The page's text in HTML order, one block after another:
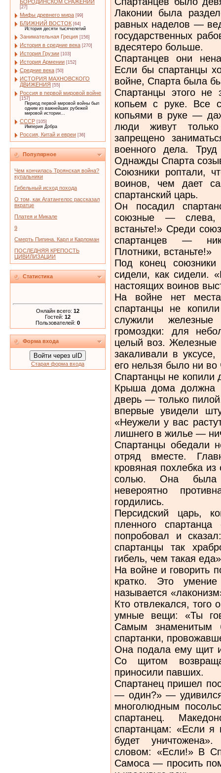
БОРОДИНСКОМ СРАЖЕНИИ
[27]
Мифы древнего мира [99]
БЛИЖНИЙ ВОСТОК [64]
История десяти тысячелетий
Занимательная Греция [156]
История в средние века [270]
История Грузии [103]
История Армении [152]
Средние века [50]
ИСТОРИЯ МАХНОВСКОГО
ДВИЖЕНИЯ [55]
Россия в первой мировой войне
[157]
Период первой мировой войны был
одним из важнейших рубежей
мировой истории...
СССР [105]
Империя Добра
Россия, Китай и евреи [36]
Популярное
Чем кончилась Троянская война?
купальники
Гибельный исход похода
О том, как Агатангелос рассказал
вкратце
Платея и Микале
9
Смерть Пипина. Карл и Карломан
ПОСЛЕДНЯЯ КРЕПОСТЬ
ЦИВИЛИЗАЦИИ
Статистика
Онлайн всего: 12
Гостей: 12
Пользователей: 0
Форма входа
Войти через uID
Старая форма входа
Лаконии была
равных наделов —
государственных
вдесятеро больше.
Спартанцев они
Если бы спартанцы
войне, Спарта была
Спартанцы этого
копьем с руке. Все
копьями в руке —
люди живут
запрещено
военного дела.
Однажды Спарта
Союзники роптали,
воинов, чем дает
спартанский царь.
Он посадил
союзные — слева,
встаньте!» Среди
спартанцев —
Плотники, встаньте!»
Под конец союзники
сидели, как сидели.
настоящих воинов
На войне нет
спартанцы не
служили
громоздки: для
целый воз. Железные
закаливали в
его нельзя было ни во
Спартанцы не копили
Крыша дома должна
дверь — только
впервые увидели
«Неужели у вас
лишнего в жилье —
Спартанцы обедали
отряд вместе.
кровяная похлебка
солью. Она была
невероятно
гордились.
Персидский царь,
пленного
попробовал и
спартанцы так
гибель, чем такая
На войне и говорить
кратко. Это
называется
Кто отвлекался, того
умные вещи: «Ты
Самым знаменитым
спартанки,
Она подала ему щит
Со щитом
приносили павших.
Спартанец пришел
— один?» —
многолюдным
спартанец.
спартанцам: «Если я
будет
словом: «Если!» В
Самоса — просить